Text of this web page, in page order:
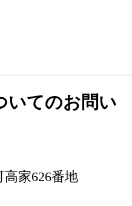
てのお問い
家626番地